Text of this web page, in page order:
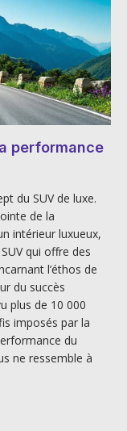
performance
du SUV de luxe.
de la
intérieur luxueux,
qui offre des
l’éthos de
du succès
plus de 10 000
imposés par la
du
ne ressemble à